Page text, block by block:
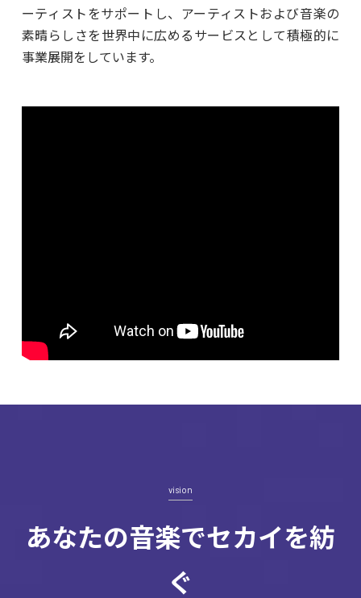
ーティストをサポートし、アーティストおよび音楽の
素晴らしさを世界中に広めるサービスとして積極的に
事業展開をしています。
vision
あなたの音楽でセカイを紡
ぐ